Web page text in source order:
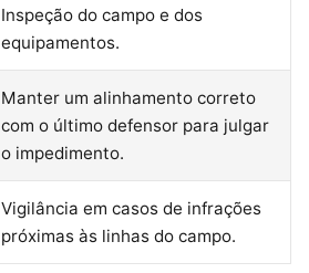
Inspeção do campo e dos
equipamentos.
Manter um alinhamento correto
com o último defensor para julgar
o impedimento.
Vigilância em casos de infrações
próximas às linhas do campo.